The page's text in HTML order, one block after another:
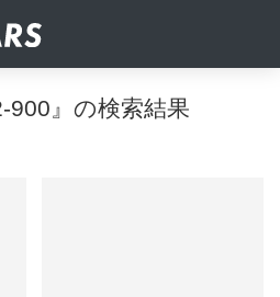
900』の検索結果